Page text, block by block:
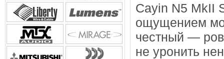
Cayin N5 MkII
ощущением
честный —
не уронить